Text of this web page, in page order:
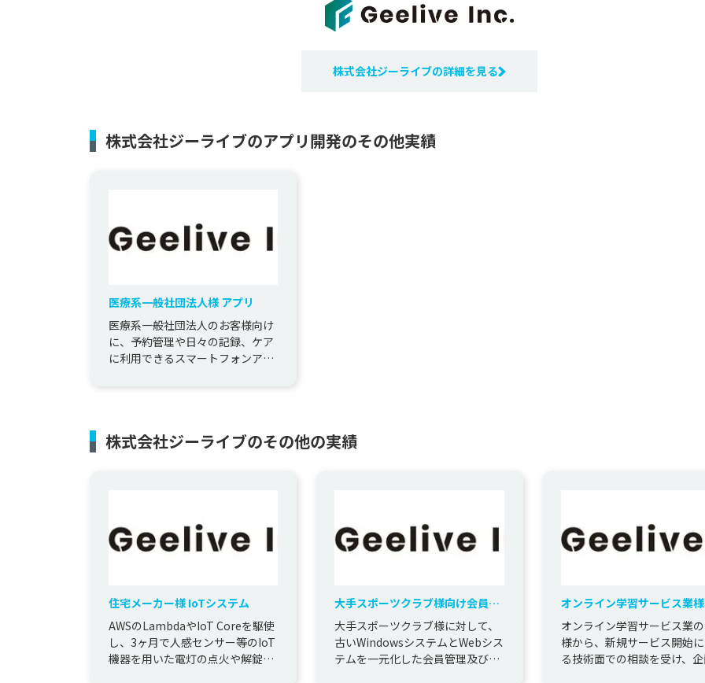
株式会社ジーライブの詳細を見る
株式会社ジーライブのアプリ開発のその他実績
医療系一般社団法人様 アプリ
医療系一般社団法人のお客様向け
に、予約管理や日々の記録、ケア
に利用できるスマートフォンアプ
抱える課題やニーズについて、
株式会社ジーライブのその他の実績
住宅メーカー様 IoTシステム
AWSのLambdaやIoT Coreを駆使
し、3ヶ月で人感センサー等のIoT
機器を用いた電灯の点火や解錠を
大手スポーツクラブ様向け会員管
理システム
大手スポーツクラブ様に対して、
古いWindowsシステムとWebシス
テムを一元化した会員管理及び請
オンライン学習サービス業
learningシステム
オンライン学習サービス業
様から、新規サービス開始
る技術面での相談を受け、